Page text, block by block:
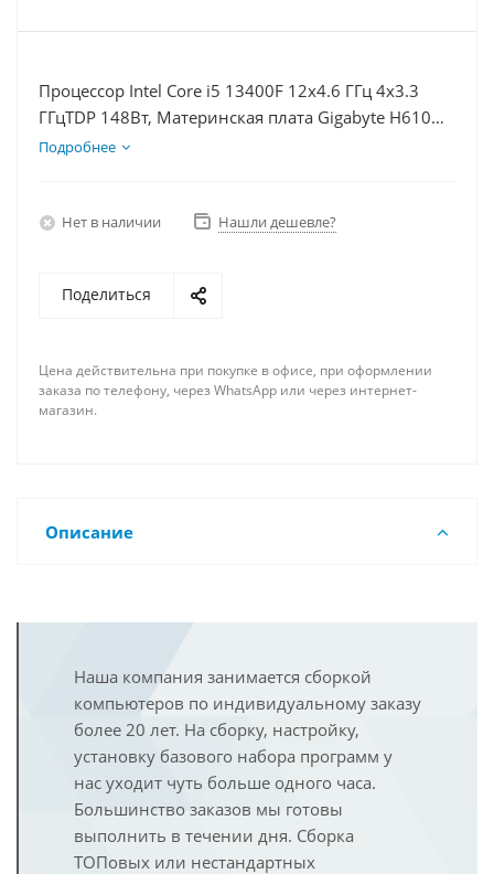
Процессор Intel Core i5 13400F 12x4.6 ГГц 4x3.3
ГГцTDP 148Вт, Материнская плата Gigabyte H610M
S2H V2, Видеокарта GTX 1660S 6Гб, Память
Подробнее
Нет в наличии Нашли дешевле?
Поделиться
Цена действительна при покупке в офисе, при оформлении
заказа по телефону, через WhatsApp или через интернет-
магазин.
Описание
Наша компания занимается сборкой
компьютеров по индивидуальному заказу
более 20 лет. На сборку, настройку,
установку базового набора программ у
нас уходит чуть больше одного часа.
Большинство заказов мы готовы
выполнить в течении дня. Сборка
ТОПовых или нестандартных